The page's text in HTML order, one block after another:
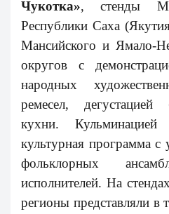
Чукотка», стенды
Республики Саха
Мансийского и Ямало-
округов с
народных
ремесел,
кухни. Кульминацией
культурная программа с
фольклорных
исполнителей. На
регионы представляли в